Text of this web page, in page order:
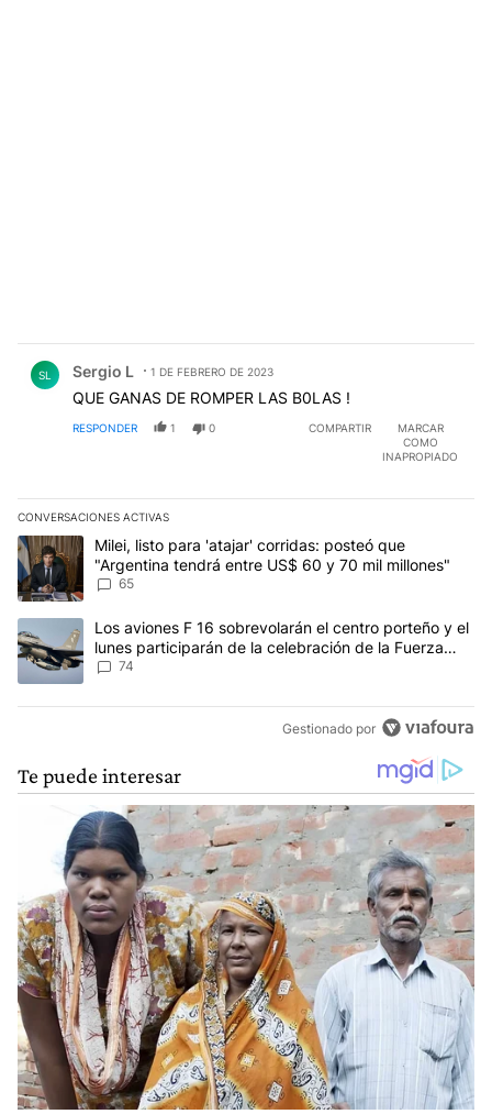
SL Sergio L 1 DE FEBRERO DE 2023
QUE GANAS DE ROMPER LAS B0LAS !
RESPONDER 1 0 COMPARTIR
MARCAR
COMO
INAPROPIADO
CONVERSACIONES ACTIVAS
Este listado muestra los artículos con más comentarios en los
Un artículo de tendencia con el título "Milei, listo para 'atajar'
Milei, listo para 'atajar' corridas: posteó que
"Argentina tendrá entre US$ 60 y 70 mil millones"
65
Un artículo de tendencia con el título "Los aviones F 16
Los aviones F 16 sobrevolarán el centro porteño y el
lunes participarán de la celebración de la Fuerza
Aérea
74
Gestionado por